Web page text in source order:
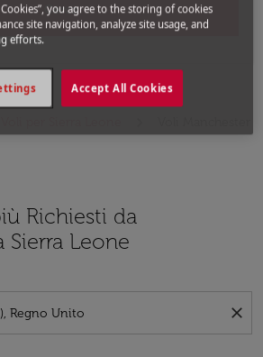
Cerca
Richiesti da
Sierra Leone
close
Cookies”, you agree to the storing of cookies
site navigation, analyze site usage, and
efforts.
Accept All Cookies